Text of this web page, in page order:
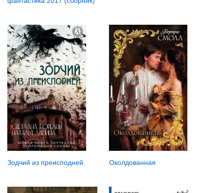
Зодчий из преисподней Околдованная